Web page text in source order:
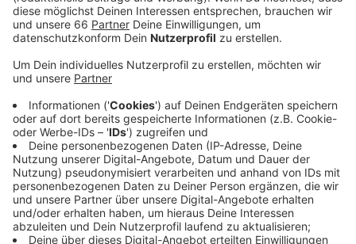
wächst. Zwischen dem Südring und der Völklinger
Straße wird eine Fläche bebaut, die so groß ist wie
15 Fußballfelder. Und jetzt wissen wir auch, wie
genau es in Zukunft dort aussehen könnte. Eine
Jury hat sich für die Pläne eines Berliner
Architekturbüros entschieden.
Veröffentlicht: Freitag, 04.10.2019 04:38
Anzeige
Sie sehen unter anderem auch Grünzonen und einen